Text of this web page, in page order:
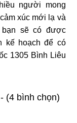
người mong
xúc mới lạ và
bạn sẽ có được
kế hoạch để có
1305 Bình Liêu
(4 bình chọn)